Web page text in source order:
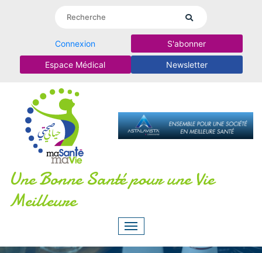
Connexion S'abonner
Espace Médical Newsletter
Une Bonne Santé pour une Vie
Meilleure